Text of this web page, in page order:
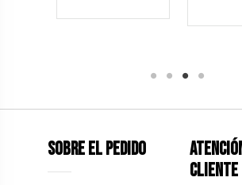
Sobre el pedido
Cliente